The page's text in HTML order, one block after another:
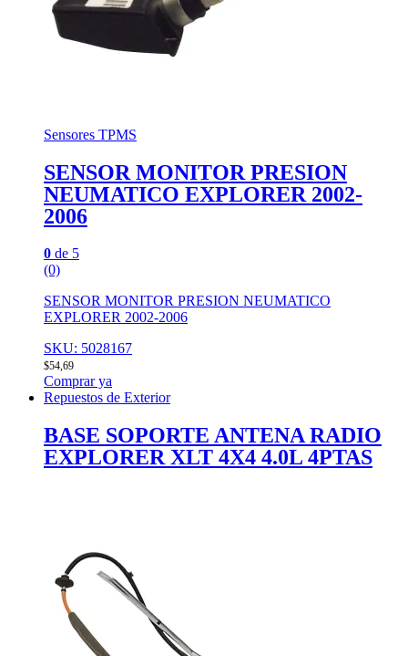
Sensores TPMS
SENSOR MONITOR PRESION
NEUMATICO EXPLORER 2002-
2006
0 de 5
(0)
SENSOR MONITOR PRESION NEUMATICO
EXPLORER 2002-2006
SKU: 5028167
$54,69
Comprar ya
Repuestos de Exterior
BASE SOPORTE ANTENA RADIO
EXPLORER XLT 4X4 4.0L 4PTAS